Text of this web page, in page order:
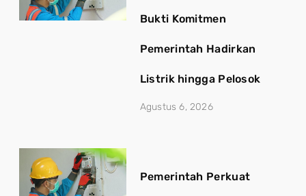
Bukti Komitmen
Pemerintah Hadirkan
Listrik hingga Pelosok
Agustus 6, 2026
Pemerintah Perkuat